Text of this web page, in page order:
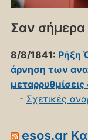
Σαν σήμερα
8/8/1841: Ρήξη
άρνηση των
- Σχετικές
esos.gr